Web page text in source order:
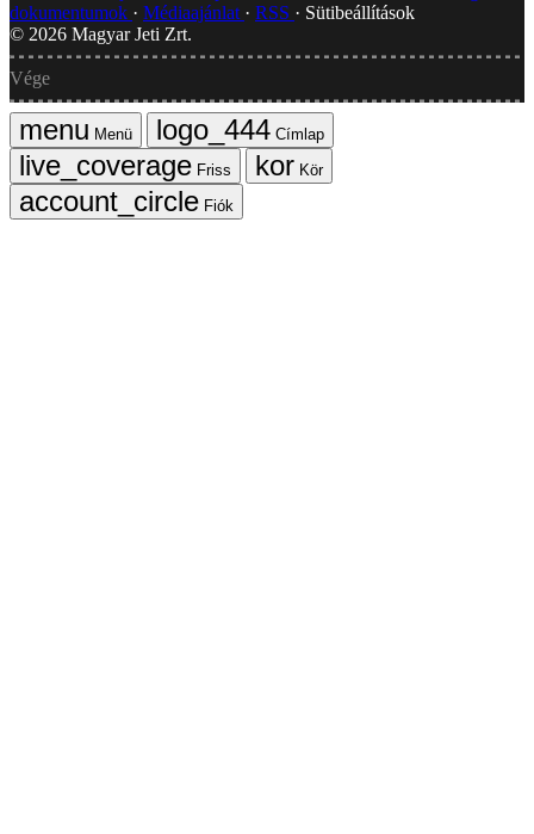
dokumentumok
Médiaajánlat RSS
Sütibeállítások
© 2026 Magyar Jeti Zrt.
Vége
Menü
Címlap
Friss
Kör
Fiók